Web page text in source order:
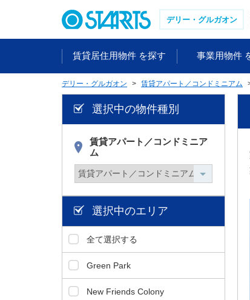
移
デリー・グルガオン
賃貸居住用物件 を探す 事業用物件
デリー・グルガオン 賃貸アパート／コンドミニアム
選択中の物件種別
賃貸アパート／コンドミニア
ム
選択中のエリア
全て選択する
Green Park
New Friends Colony